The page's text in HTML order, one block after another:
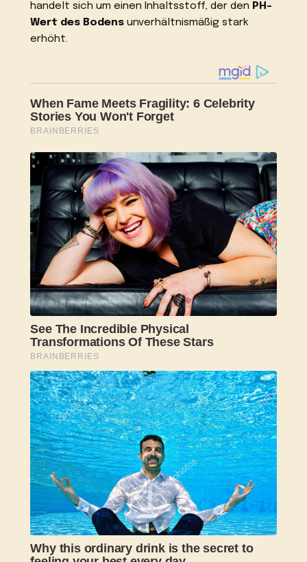
handelt sich um einen Inhaltsstoff, der den PH-
Wert des Bodens unverhältnismäßig stark
erhöht.